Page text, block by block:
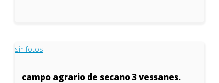
sin fotos
campo agrario de secano 3 vessanes.